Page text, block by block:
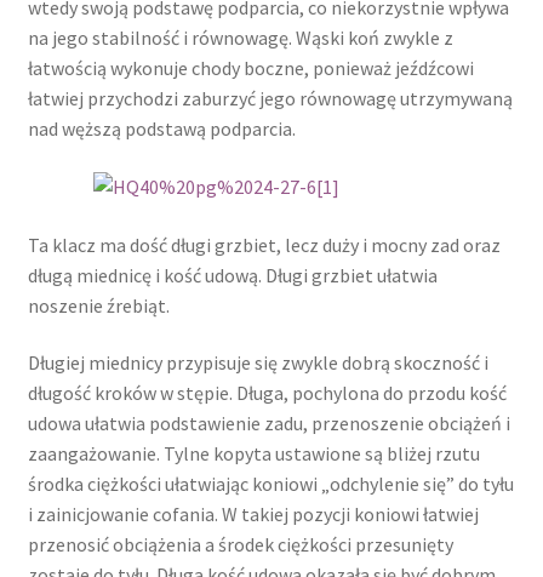
wtedy swoją podstawę podparcia, co niekorzystnie wpływa
na jego stabilność i równowagę. Wąski koń zwykle z
łatwością wykonuje chody boczne, ponieważ jeźdźcowi
łatwiej przychodzi zaburzyć jego równowagę utrzymywaną
nad węższą podstawą podparcia.
Ta klacz ma dość długi grzbiet, lecz duży i mocny zad oraz
długą miednicę i kość udową. Długi grzbiet ułatwia
noszenie źrebiąt.
Długiej miednicy przypisuje się zwykle dobrą skoczność i
długość kroków w stępie. Długa, pochylona do przodu kość
udowa ułatwia podstawienie zadu, przenoszenie obciążeń i
zaangażowanie. Tylne kopyta ustawione są bliżej rzutu
środka ciężkości ułatwiając koniowi „odchylenie się” do tyłu
i zainicjowanie cofania. W takiej pozycji koniowi łatwiej
przenosić obciążenia a środek ciężkości przesunięty